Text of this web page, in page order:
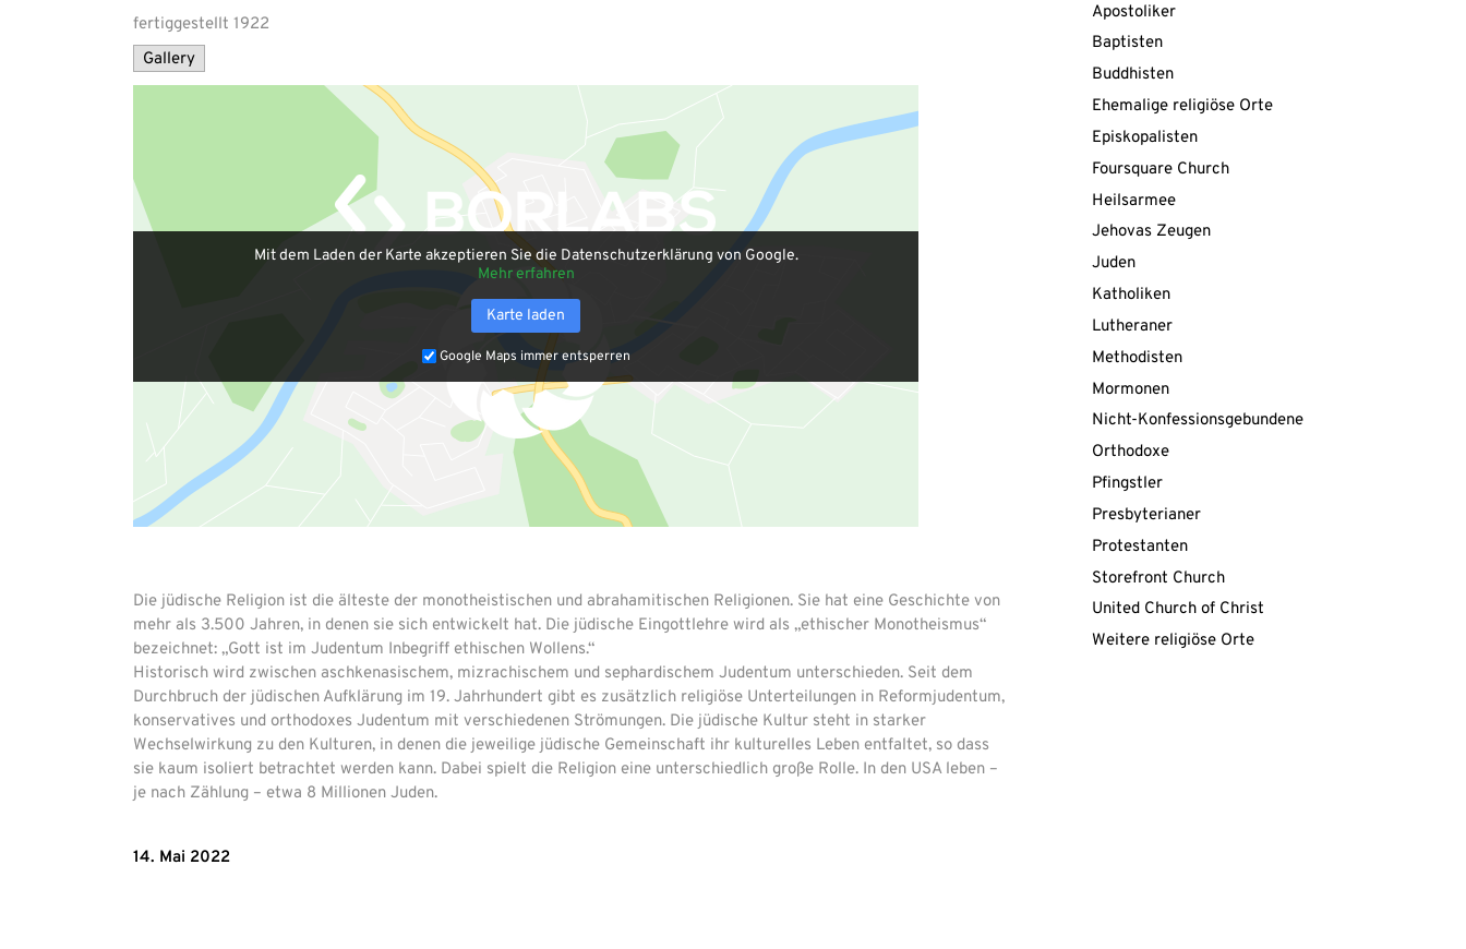
fertiggestellt 1922
Gallery
Mit dem Laden der Karte akzeptieren Sie die Datenschutzerklärung von Google.
Mehr erfahren
Karte laden
Google Maps immer entsperren
Die jüdische Religion ist die älteste der monotheistischen und abrahamitischen Religionen. Sie hat eine Geschichte von
mehr als 3.500 Jahren, in denen sie sich entwickelt hat. Die jüdische Eingottlehre wird als „ethischer Monotheismus“
bezeichnet: „Gott ist im Judentum Inbegriff ethischen Wollens.“
Historisch wird zwischen aschkenasischem, mizrachischem und sephardischem Judentum unterschieden. Seit dem
Durchbruch der jüdischen Aufklärung im 19. Jahrhundert gibt es zusätzlich religiöse Unterteilungen in Reformjudentum,
konservatives und orthodoxes Judentum mit verschiedenen Strömungen. Die jüdische Kultur steht in starker
Wechselwirkung zu den Kulturen, in denen die jeweilige jüdische Gemeinschaft ihr kulturelles Leben entfaltet, so dass
sie kaum isoliert betrachtet werden kann. Dabei spielt die Religion eine unterschiedlich große Rolle. In den USA leben –
je nach Zählung – etwa 8 Millionen Juden.
14. Mai 2022
Apostoliker
Baptisten
Buddhisten
Ehemalige religiöse Orte
Episkopalisten
Foursquare Church
Heilsarmee
Jehovas Zeugen
Juden
Katholiken
Lutheraner
Methodisten
Mormonen
Nicht-Konfessionsgebundene
Orthodoxe
Pfingstler
Presbyterianer
Protestanten
Storefront Church
United Church of Christ
Weitere religiöse Orte